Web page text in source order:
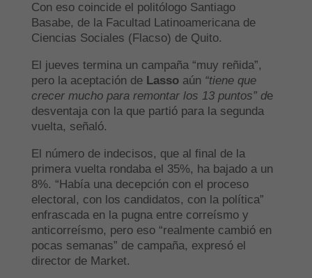
Con eso coincide el politólogo Santiago
Basabe, de la Facultad Latinoamericana de
Ciencias Sociales (Flacso) de Quito.
El jueves termina un campaña “muy reñida”,
pero la aceptación de Lasso aún “tiene que
crecer mucho para remontar los 13 puntos” de
desventaja con la que partió para la segunda
vuelta, señaló.
El número de indecisos, que al final de la
primera vuelta rondaba el 35%, ha bajado a un
8%. “Había una decepción con el proceso
electoral, con los candidatos, con la política”
enfrascada en la pugna entre correísmo y
anticorreísmo, pero eso “realmente cambió en
pocas semanas” de campaña, expresó el
director de Market.